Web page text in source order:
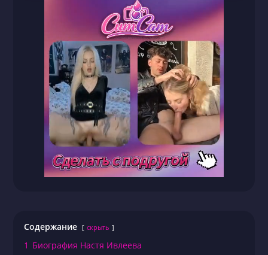
Содержание скрыть
1 Биография Настя Ивлеева